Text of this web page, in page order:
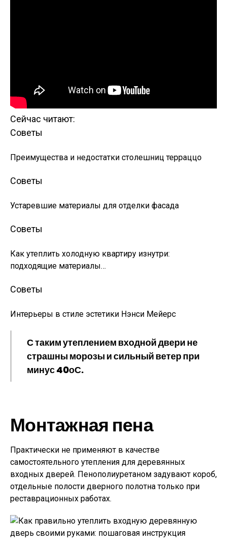
Сейчас читают:
Советы
Преимущества и недостатки столешниц терраццо
Советы
Устаревшие материалы для отделки фасада
Советы
Как утеплить холодную квартиру изнутри:
подходящие материалы…
Советы
Интерьеры в стиле эстетики Нэнси Мейерс
С таким утеплением входной двери не
страшны морозы и сильный ветер при
минус 40оС.
Монтажная пена
Практически не применяют в качестве
самостоятельного утепления для деревянных
входных дверей. Пенополиуретаном задувают короб,
отдельные полости дверного полотна только при
реставрационных работах.